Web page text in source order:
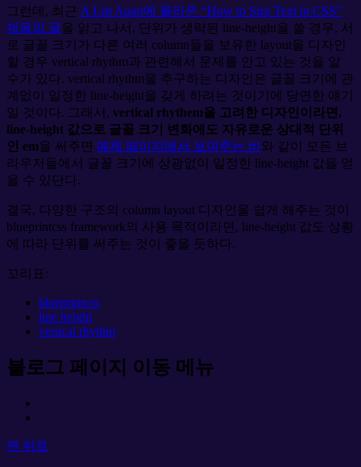
그런데, 최근 A List Apart에 올라온 “How to Size Text in CSS”
제목의 글을 읽고 나서, 단위가 생략된 line-height을 쓸 경우, 서
로 글꼴 크기가 다른 여러 column들을 보유한 layout을 디자인
할 경우 vertical rhythm과 관련해서 문제를 안고 있는 것을 알
수가 있다. vertical rhythm을 추구하는 디자인은 글꼴 크기에 관
계없이 일정한 line-height을 갖게 하려는 것이기에 당연한 얘기
일 것이다. 그래서, vertical rhythem을 고려한 디자인이라면,
line-height 값으로 글꼴 크기 변화에도 자유로운 상대적 단위
인 em을 써주면 예제 페이지에서 보여주는 바와 같이 모든 브
라우저들에서 글꼴 크기에 상광없이 일정한 line-height 값을 얻
을 수 있단다.
결국, 다양한 구조의 column layout 디자인을 쉽게 해주는 것이
blueprintcss framework의 사용 목적이라면, line-height 값도 상황
에 따라 단위를 써주는 것이 좋을 듯하다.
꼬리표:
blueprintcss
line height
vertical rhythm
블로그 페이지 이동 메뉴
맨 위로